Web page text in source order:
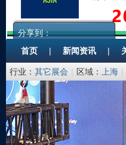
分享到：
首页
| 新闻资讯 |
行业： 其它展会 | 区域： 上海 |